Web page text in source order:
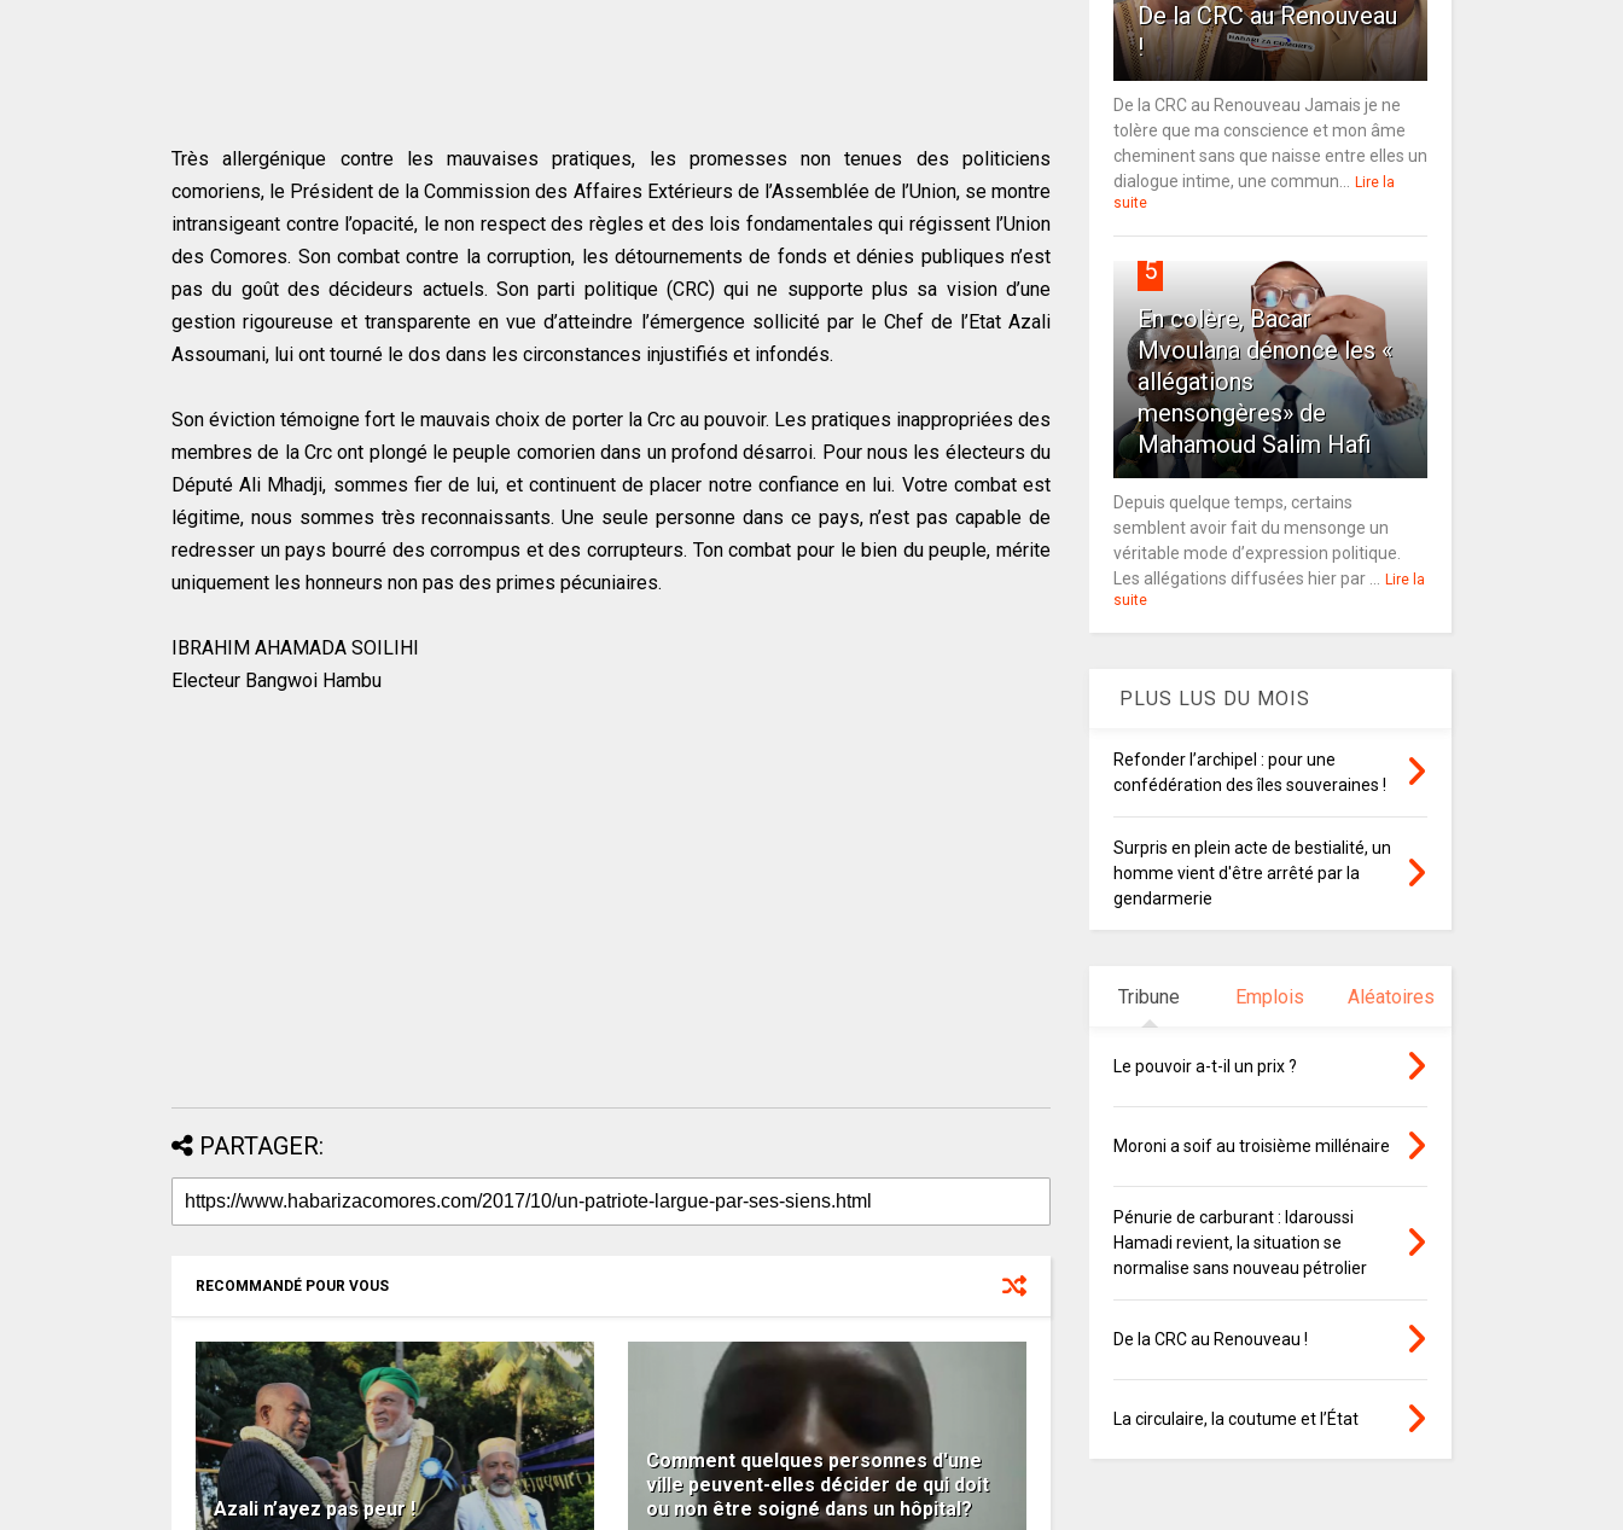
Très allergénique contre les mauvaises pratiques, les promesses non tenues des politiciens
comoriens, le Président de la Commission des Affaires Extérieurs de l’Assemblée de l’Union, se montre
intransigeant contre l’opacité, le non respect des règles et des lois fondamentales qui régissent l’Union
des Comores. Son combat contre la corruption, les détournements de fonds et dénies publiques n’est
pas du goût des décideurs actuels. Son parti politique (CRC) qui ne supporte plus sa vision d’une
gestion rigoureuse et transparente en vue d’atteindre l’émergence sollicité par le Chef de l’Etat Azali
Assoumani, lui ont tourné le dos dans les circonstances injustifiés et infondés.
Son éviction témoigne fort le mauvais choix de porter la Crc au pouvoir. Les pratiques inappropriées des
membres de la Crc ont plongé le peuple comorien dans un profond désarroi. Pour nous les électeurs du
Député Ali Mhadji, sommes fier de lui, et continuent de placer notre confiance en lui. Votre combat est
légitime, nous sommes très reconnaissants. Une seule personne dans ce pays, n’est pas capable de
redresser un pays bourré des corrompus et des corrupteurs. Ton combat pour le bien du peuple, mérite
uniquement les honneurs non pas des primes pécuniaires.
IBRAHIM AHAMADA SOILIHI
Electeur Bangwoi Hambu
PARTAGER:
RECOMMANDÉ POUR VOUS
Azali n’ayez pas peur !
Comment quelques personnes d'une
ville peuvent-elles décider de qui doit
ou non être soigné dans un hôpital?
De la CRC au Renouveau
!
De la CRC au Renouveau Jamais je ne
tolère que ma conscience et mon âme
cheminent sans que naisse entre elles un
dialogue intime, une commun...
Lire la
suite
5
En colère, Bacar
Mvoulana dénonce les «
allégations
mensongères» de
Mahamoud Salim Hafi
Depuis quelque temps, certains
semblent avoir fait du mensonge un
véritable mode d’expression politique.
Les allégations diffusées hier par ...
Lire la
suite
PLUS LUS DU MOIS
Refonder l’archipel : pour une
confédération des îles souveraines !
Surpris en plein acte de bestialité, un
homme vient d'être arrêté par la
gendarmerie
Tribune Emplois Aléatoires
Le pouvoir a-t-il un prix ?
Moroni a soif au troisième millénaire
Pénurie de carburant : Idaroussi
Hamadi revient, la situation se
normalise sans nouveau pétrolier
De la CRC au Renouveau !
La circulaire, la coutume et l’État